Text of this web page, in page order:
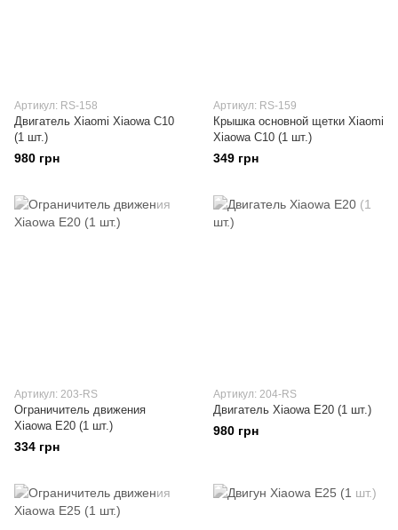
Артикул: RS-158
Двигатель Xiaomi Xiaowa C10
(1 шт.)
980 грн
Артикул: RS-159
Крышка основной щетки Xiaomi
Xiaowa C10 (1 шт.)
349 грн
Артикул: 203-RS
Ограничитель движения
Xiaowa E20 (1 шт.)
334 грн
Артикул: 204-RS
Двигатель Xiaowa E20 (1 шт.)
980 грн